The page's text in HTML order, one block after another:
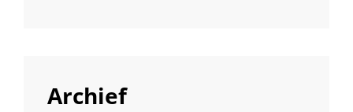
Archief